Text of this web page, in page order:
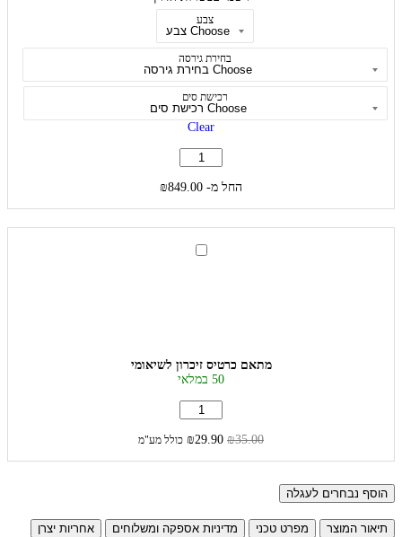
רשמי
בכשרות
הדרן
צבע
בחירת גירסה
רכישת סים
Clear
החל מ- ₪849.00
מתאם
מתאם כרטיס זיכרון לשיאומי
50 במלאי
₪35.00
₪29.90 כולל מע"מ
הוסף נבחרים לעגלה
תיאור המוצר מפרט טכני מדיניות אספקה ומשלוחים
אחריות יצרן